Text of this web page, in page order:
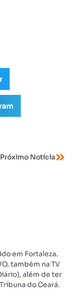
Próximo Notícia
em Fortaleza.
também na TV
além de ter
do Ceará.